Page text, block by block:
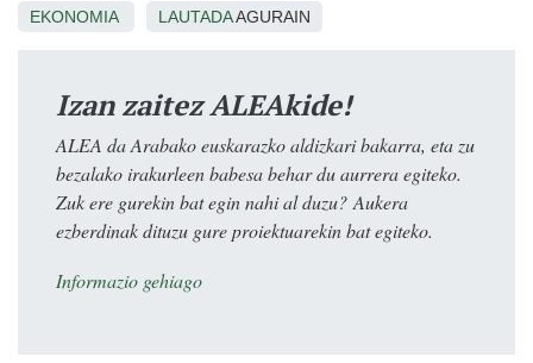
EKONOMIA LAUTADAAGURAIN
Izan zaitez ALEAkide!
ALEA da Arabako euskarazko aldizkari bakarra, eta zu
bezalako irakurleen babesa behar du aurrera egiteko.
Zuk ere gurekin bat egin nahi al duzu? Aukera
ezberdinak dituzu gure proiektuarekin bat egiteko.
Informazio gehiago